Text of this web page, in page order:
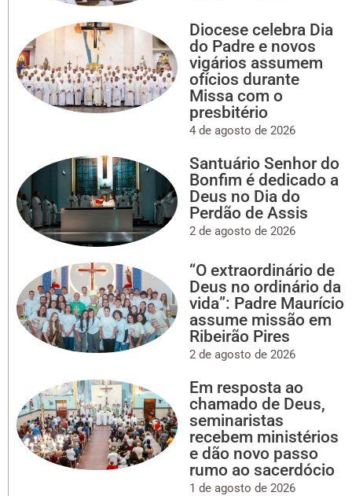
Diocese celebra Dia
do Padre e novos
vigários assumem
ofícios durante
Missa com o
presbitério
4 de agosto de 2026
Santuário Senhor do
Bonfim é dedicado a
Deus no Dia do
Perdão de Assis
2 de agosto de 2026
“O extraordinário de
Deus no ordinário da
vida”: Padre Maurício
assume missão em
Ribeirão Pires
2 de agosto de 2026
Em resposta ao
chamado de Deus,
seminaristas
recebem ministérios
e dão novo passo
rumo ao sacerdócio
1 de agosto de 2026